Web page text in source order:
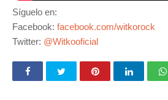
Síguelo en:
Facebook: facebook.com/witkorock
Twitter: @Witkooficial